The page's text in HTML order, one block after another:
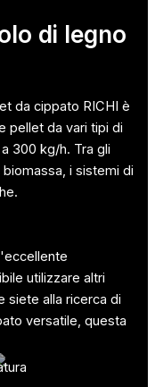
di legno
da cippato RICHI è
pellet da vari tipi di
300 kg/h. Tra gli
i sistemi di
utilizzare altri
siete alla ricerca di
versatile, questa